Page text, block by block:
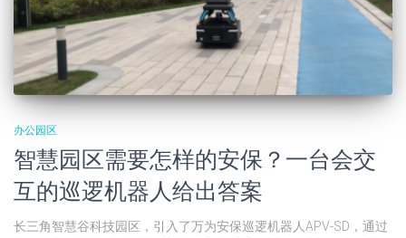
办公园区
智慧园区需要怎样的安保？一台会交
互的巡逻机器人给出答案
长三角智慧谷科技园区，引入了万为安保巡逻机器人APV-SD，通过